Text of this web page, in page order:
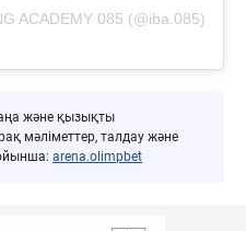
ACADEMY 085 (@iba.085)
және қызықты
мәліметтер, талдау және
arena.olimpbet